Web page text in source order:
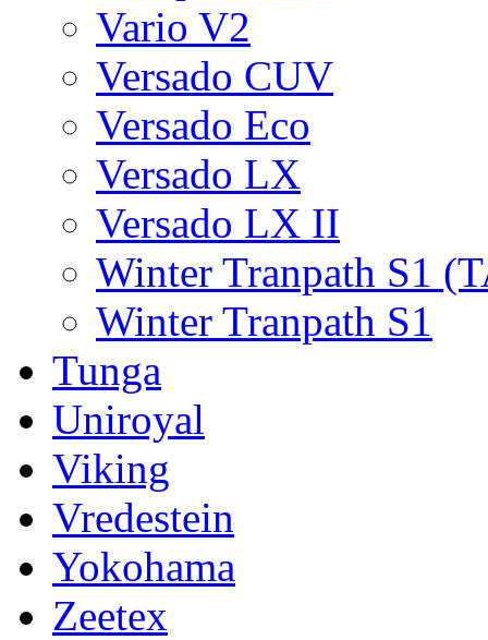
Vario V2
Versado CUV
Versado Eco
Versado LX
Versado LX II
Winter Tranpath S1
Winter Tranpath S1
Tunga
Uniroyal
Viking
Vredestein
Yokohama
Zeetex